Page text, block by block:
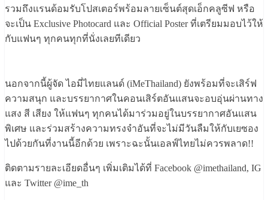
รวมถึงแรนด้อมรับโปสเตอร์พร้อมลายเซ็นต์สุดเอ็กคลูซีฟ หรือ
จะเป็น Exclusive Photocard และ Official Poster ที่เตรียมมอบไว้ให้
กับแฟนๆ ทุกคนทุกที่นั่งเลยทีเดียว
นอกจากนี้ผู้จัด ไอมี่ไทยแลนด์ (iMeThailand) ยังพร้อมที่จะเสิร์ฟ
ความสนุก และบรรยากาศในคอนเสิร์ตอันแสนจะอบอุ่นผ่านทาง
แสง สี เสียง ให้แฟนๆ ทุกคนได้มาร่วมอยู่ในบรรยากาศอันแสน
พิเศษ และร่วมสร้างความทรงจำอันที่จะไม่มีวันลืมให้กับเยซอง
ไปด้วยกันที่งานนี้อีกด้วย เพราะฉะนั้นเอลฟ์ไทยไม่ควรพลาด!!
ติดตามรายละเอียดอื่นๆ เพิ่มเติมได้ที่ Facebook @imethailand, IG
และ Twitter @ime_th